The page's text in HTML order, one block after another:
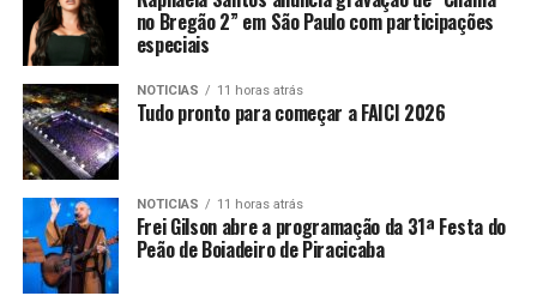
no Bregão 2” em São Paulo com participações
especiais
NOTICIAS 11 horas atrás
Tudo pronto para começar a FAICI 2026
NOTICIAS 11 horas atrás
Frei Gilson abre a programação da 31ª Festa do
Peão de Boiadeiro de Piracicaba